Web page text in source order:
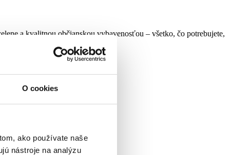
O cookies
ako používate naše
nástroje na analýzu
a kvalitnou občianskou vybavenosťou – všetko, čo potrebujete,